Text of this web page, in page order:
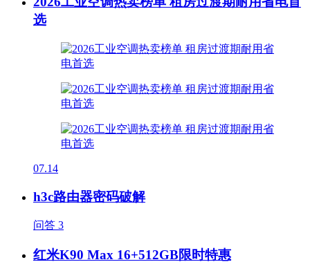
选
07.14
h3c路由器密码破解
问答 3
红米K90 Max 16+512GB限时特惠